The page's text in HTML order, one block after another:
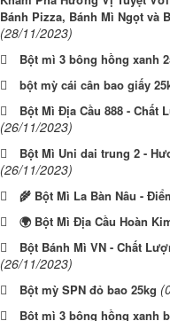
Bánh Pizza, Bánh Mì Ngọt và
(28/11/2023)
Bột mì 3 bông hồng xanh
bột mỳ cái cân bao giấy
Bột Mì Địa Cầu 888 - Chất
(26/11/2023)
Bột Mì Uni dai trung 2 -
(26/11/2023)
🌾 Bột Mì La Bàn Nâu -
🌍 Bột Mì Địa Cầu Hoàn
Bột Bánh Mì VN - Chất
(26/11/2023)
Bột mỳ SPN đỏ bao 25kg
Bột mì 3 bông hồng xanh